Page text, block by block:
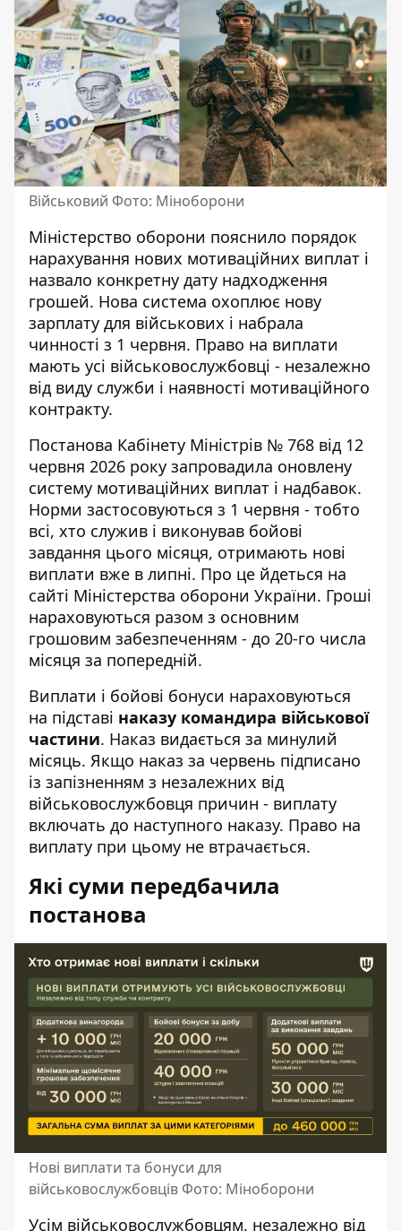
Військовий Фото: Міноборони
Міністерство оборони пояснило порядок
нарахування нових мотиваційних виплат і
назвало конкретну дату надходження
грошей. Нова система охоплює нову
зарплату для військових і набрала
чинності з 1 червня. Право на виплати
мають усі військовослужбовці - незалежно
від виду служби і наявності мотиваційного
контракту.
Постанова Кабінету Міністрів № 768 від 12
червня 2026 року запровадила оновлену
систему мотиваційних виплат і надбавок.
Норми застосовуються з 1 червня - тобто
всі, хто служив і виконував бойові
завдання цього місяця, отримають нові
виплати вже в липні. Про це йдеться на
сайті Міністерства оборони України. Гроші
нараховуються разом з основним
грошовим забезпеченням - до 20-го числа
місяця за попередній.
Виплати і бойові бонуси нараховуються
на підставі наказу командира військової
частини. Наказ видається за минулий
місяць. Якщо наказ за червень підписано
із запізненням з незалежних від
військовослужбовця причин - виплату
включать до наступного наказу. Право на
виплату при цьому не втрачається.
Які суми передбачила
постанова
Нові виплати та бонуси для
військовослужбовців Фото: Міноборони
Усім військовослужбовцям, незалежно від